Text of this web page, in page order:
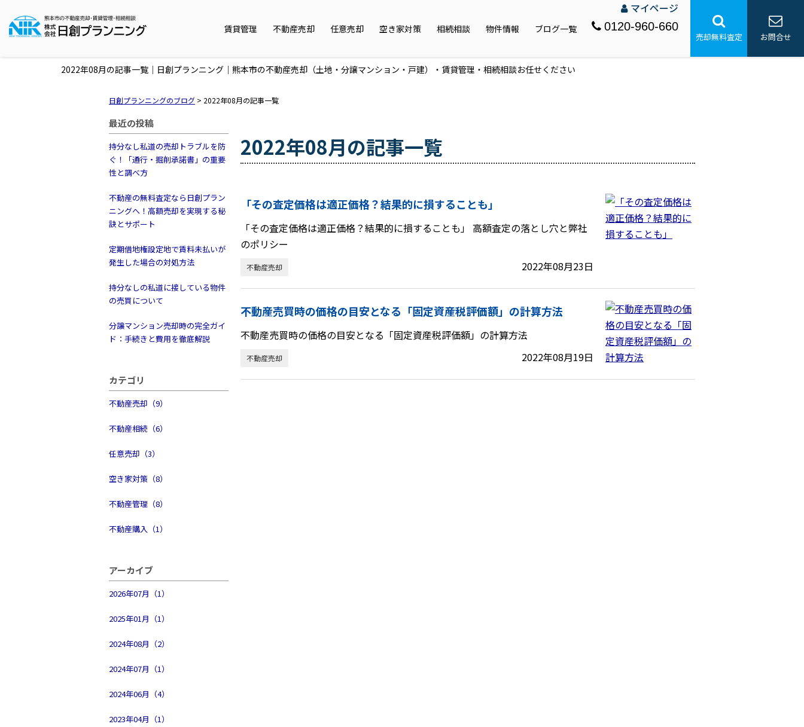
賃貸管理 不動産売却 任意売却 空き家対策 相続相談 物件情報 ブログ一覧
マイページ
0120-960-660
売却無料査定 お問合せ
2022年08月の記事一覧｜日創プランニング｜熊本市の不動産売却（土地・分譲マンション・戸建）・賃貸管理・相続相談お任せください
日創プランニングのブログ > 2022年08月の記事一覧
最近の投稿
持分なし私道の売却トラブルを防
ぐ！「通行・掘削承諾書」の重要
性と調べ方
不動産の無料査定なら日創プラン
ニングへ！高額売却を実現する秘
訣とサポート
定期借地権設定地で賃料未払いが
発生した場合の対処方法
持分なしの私道に接している物件
の売買について
分譲マンション売却時の完全ガイ
ド：手続きと費用を徹底解説
カテゴリ
不動産売却（9）
不動産相続（6）
任意売却（3）
空き家対策（8）
不動産管理（8）
不動産購入（1）
アーカイブ
2026年07月（1）
2025年01月（1）
2024年08月（2）
2024年07月（1）
2024年06月（4）
2023年04月（1）
2022年08月の記事一覧
「その査定価格は適正価格？結果的に損することも」
「その査定価格は適正価格？結果的に損することも」 高額査定の落とし穴と弊社
のポリシー
不動産売却 2022年08月23日
不動産売買時の価格の目安となる「固定資産税評価額」の計算方法
不動産売買時の価格の目安となる「固定資産税評価額」の計算方法
不動産売却 2022年08月19日